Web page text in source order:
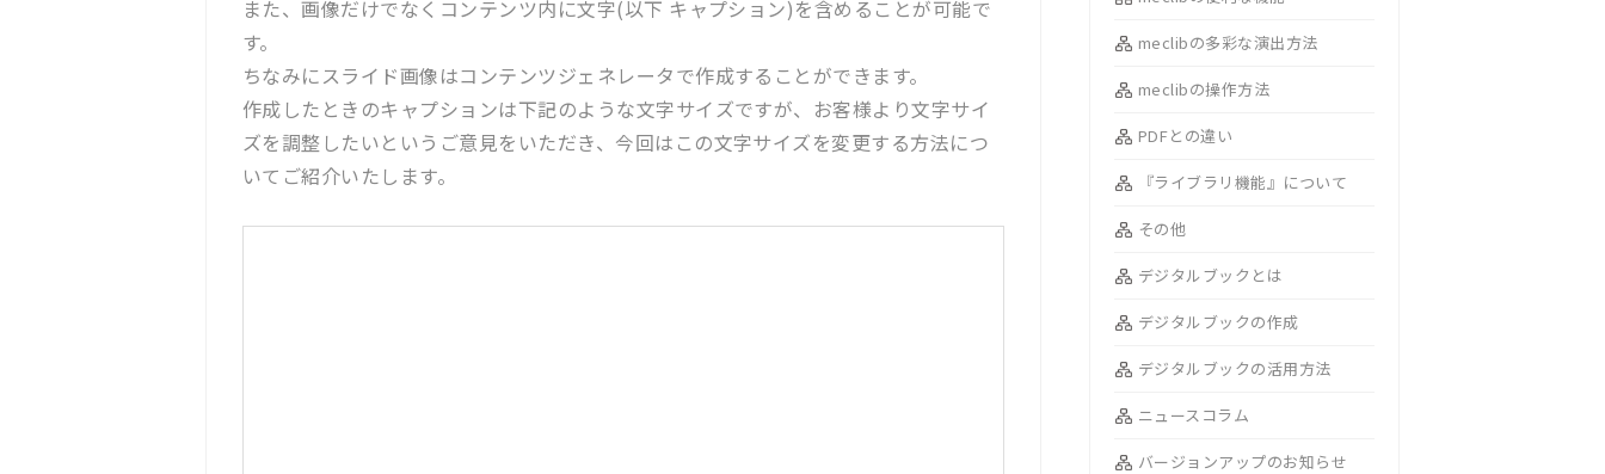
また、画像だけでなくコンテンツ内に文字(以下 キャプション)を含めることが可能で
す。
ちなみにスライド画像はコンテンツジェネレータで作成することができます。
作成したときのキャプションは下記のような文字サイズですが、お客様より文字サイ
ズを調整したいというご意見をいただき、今回はこの文字サイズを変更する方法につ
いてご紹介いたします。
meclibの多彩な演出方法
meclibの操作方法
PDFとの違い
『ライブラリ機能』について
その他
デジタルブックとは
デジタルブックの作成
デジタルブックの活用方法
ニュースコラム
バージョンアップのお知らせ